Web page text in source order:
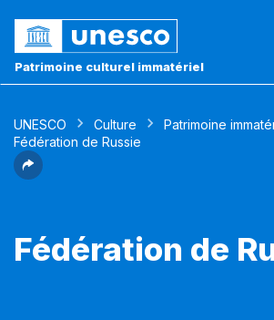
Patrimoine culturel immatériel
UNESCO Culture
Patrimoine
Fédération de Russie
Fédération de